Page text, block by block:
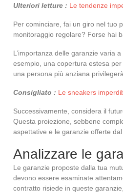
Ulteriori letture : Le tendenze
Per cominciare, fai un giro nel tuo
monitoraggio regolare? Forse hai
L’importanza delle garanzie varia
esempio, una copertura estesa
una persona più anziana
Consigliato : Le sneakers
Successivamente, considera il
Questa proiezione, sebbene
aspettative e le garanzie offerte dal
Analizzare le
Le garanzie proposte dalla tua
devono essere esaminate
contratto risiede in queste